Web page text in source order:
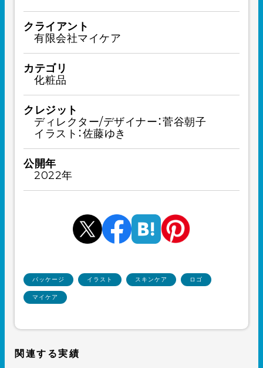
クライアント
有限会社マイケア
カテゴリ
化粧品
クレジット
ディレクター/デザイナー：菅谷朝子
イラスト：佐藤ゆき
公開年
2022年
パッケージ イラスト スキンケア ロゴ
マイケア
関連する実績